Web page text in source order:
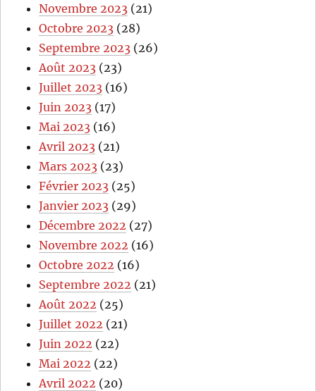
Novembre 2023 (21)
Octobre 2023 (28)
Septembre 2023 (26)
Août 2023 (23)
Juillet 2023 (16)
Juin 2023 (17)
Mai 2023 (16)
Avril 2023 (21)
Mars 2023 (23)
Février 2023 (25)
Janvier 2023 (29)
Décembre 2022 (27)
Novembre 2022 (16)
Octobre 2022 (16)
Septembre 2022 (21)
Août 2022 (25)
Juillet 2022 (21)
Juin 2022 (22)
Mai 2022 (22)
Avril 2022 (20)